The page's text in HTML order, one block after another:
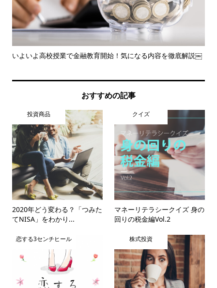
いよいよ高校授業で金融教育開始！気になる内容を徹底解説￼
おすすめの記事
投資商品
2020年どう変わる？「つみた
てNISA」をわかり...
クイズ
マネーリテラシークイズ 身の
回りの税金編Vol.2
恋する3センチヒール 株式投資